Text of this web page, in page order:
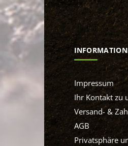
Impressum
Ihr Kontakt zu
Versand- &
AGB
Privatsphäre